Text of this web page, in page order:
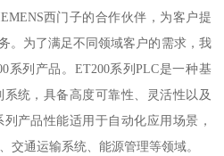
西门子的合作伙伴，为客户提
。为了满足不同领域客户的需求，我
系列产品。ET200系列PLC是一种基
统，具备高度可靠性、灵活性以及
产品性能适用于自动化应用场景，
交通运输系统、能源管理等领域。